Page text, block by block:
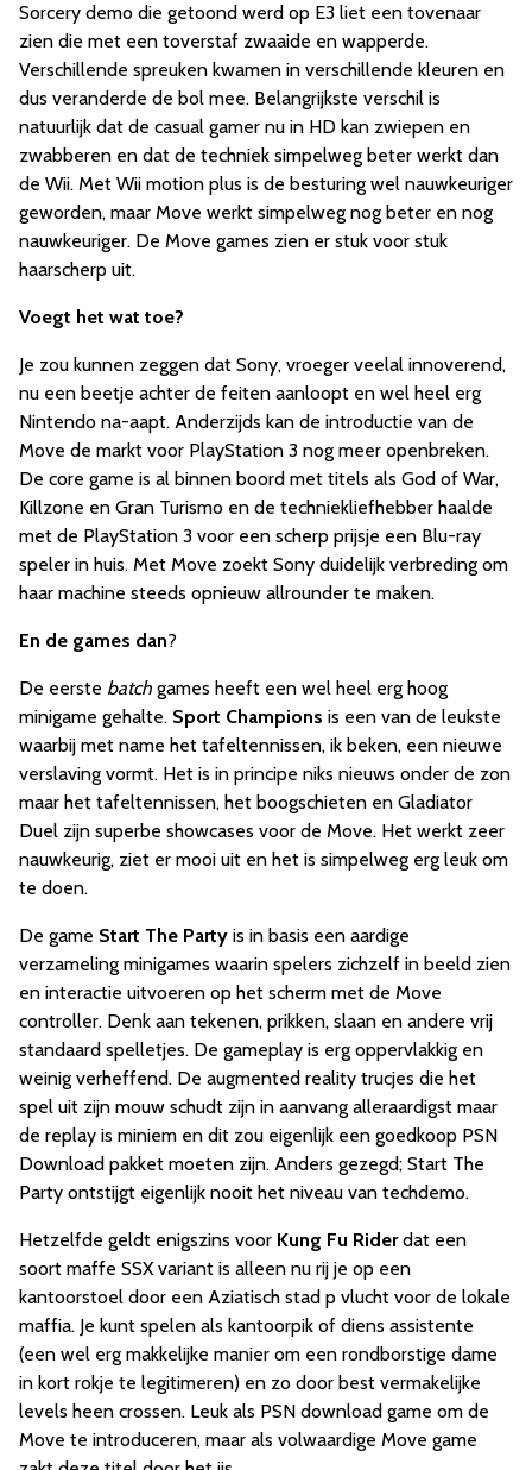
Sorcery demo die getoond werd op E3 liet een tovenaar
zien die met een toverstaf zwaaide en wapperde.
Verschillende spreuken kwamen in verschillende kleuren en
dus veranderde de bol mee. Belangrijkste verschil is
natuurlijk dat de casual gamer nu in HD kan zwiepen en
zwabberen en dat de techniek simpelweg beter werkt dan
de Wii. Met Wii motion plus is de besturing wel nauwkeuriger
geworden, maar Move werkt simpelweg nog beter en nog
nauwkeuriger. De Move games zien er stuk voor stuk
haarscherp uit.
Voegt het wat toe?
Je zou kunnen zeggen dat Sony, vroeger veelal innoverend,
nu een beetje achter de feiten aanloopt en wel heel erg
Nintendo na-aapt. Anderzijds kan de introductie van de
Move de markt voor PlayStation 3 nog meer openbreken.
De core game is al binnen boord met titels als God of War,
Killzone en Gran Turismo en de techniekliefhebber haalde
met de PlayStation 3 voor een scherp prijsje een Blu-ray
speler in huis. Met Move zoekt Sony duidelijk verbreding om
haar machine steeds opnieuw allrounder te maken.
En de games dan?
De eerste batch games heeft een wel heel erg hoog
minigame gehalte. Sport Champions is een van de leukste
waarbij met name het tafeltennissen, ik beken, een nieuwe
verslaving vormt. Het is in principe niks nieuws onder de zon
maar het tafeltennissen, het boogschieten en Gladiator
Duel zijn superbe showcases voor de Move. Het werkt zeer
nauwkeurig, ziet er mooi uit en het is simpelweg erg leuk om
te doen.
De game Start The Party is in basis een aardige
verzameling minigames waarin spelers zichzelf in beeld zien
en interactie uitvoeren op het scherm met de Move
controller. Denk aan tekenen, prikken, slaan en andere vrij
standaard spelletjes. De gameplay is erg oppervlakkig en
weinig verheffend. De augmented reality trucjes die het
spel uit zijn mouw schudt zijn in aanvang alleraardigst maar
de replay is miniem en dit zou eigenlijk een goedkoop PSN
Download pakket moeten zijn. Anders gezegd; Start The
Party ontstijgt eigenlijk nooit het niveau van techdemo.
Hetzelfde geldt enigszins voor Kung Fu Riderdat een
soort maffe SSX variant is alleen nu rij je op een
kantoorstoel door een Aziatisch stad p vlucht voor de lokale
maffia. Je kunt spelen als kantoorpik of diens assistente
(een wel erg makkelijke manier om een rondborstige dame
in kort rokje te legitimeren) en zo door best vermakelijke
levels heen crossen. Leuk als PSN download game om de
Move te introduceren, maar als volwaardige Move game